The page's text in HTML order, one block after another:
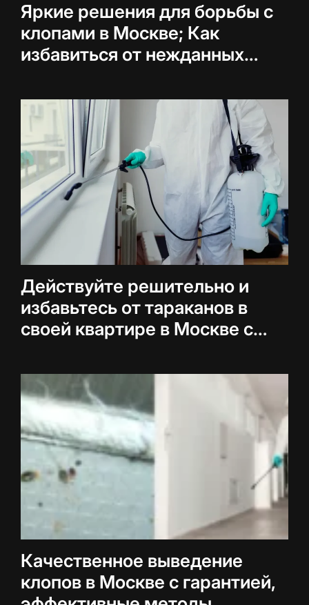
Яркие решения для борьбы с
клопами в Москве; Как
избавиться от нежданных
Действуйте решительно и
избавьтесь от тараканов в
своей квартире в Москве с
дезинфекции
Качественное выведение
клопов в Москве с гарантией,